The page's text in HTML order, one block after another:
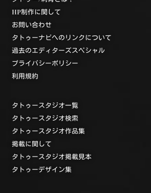
HP制作に関して
お問い合わせ
タトゥーナビへのリンクについて
過去のエディターズスペシャル
プライバシーポリシー
利用規約
タトゥースタジオ一覧
タトゥースタジオ検索
タトゥースタジオ作品集
掲載に関して
タトゥースタジオ掲載見本
タトゥーデザイン集